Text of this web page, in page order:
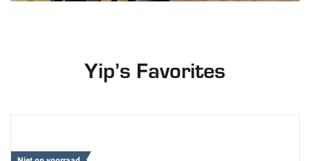
Yip’s Favorites